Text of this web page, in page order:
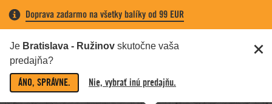
Doprava zadarmo na všetky balíky od 99 EUR
Je Bratislava - Ružinov skutočne vaša
predajňa?
ÁNO, SPRÁVNE. Nie, vybrať inú predajňu.